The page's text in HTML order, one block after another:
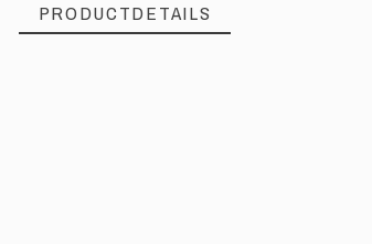
PRODUCTDETAILS